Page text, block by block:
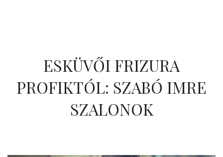
ESKÜVŐI FRIZURA
PROFIKTÓL: SZABÓ IMRE
SZALONOK